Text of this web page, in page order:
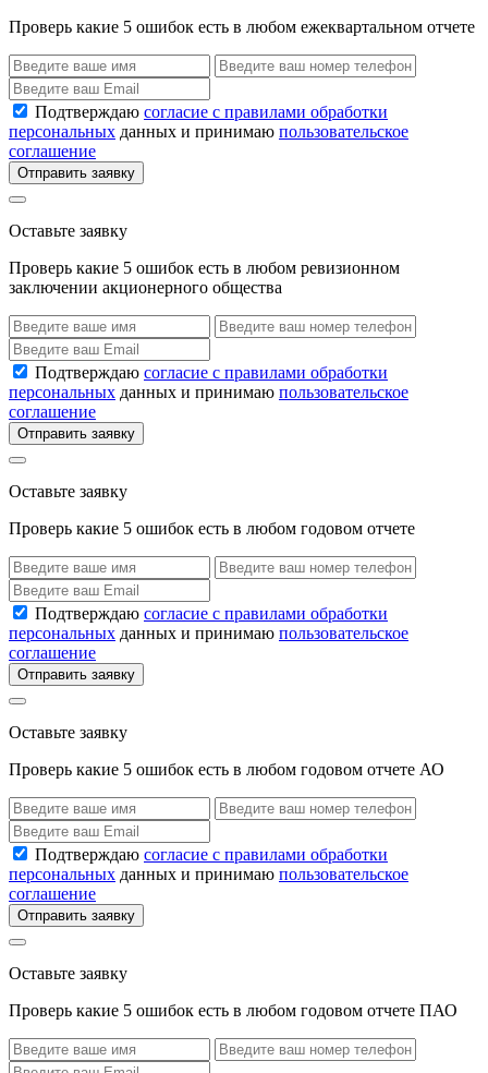
Проверь какие 5 ошибок есть в любом ежеквартальном отчете
Подтверждаю согласие с правилами обработки
персональных данных и принимаю пользовательское
соглашение
Отправить заявку
Оставьте заявку
Проверь какие 5 ошибок есть в любом ревизионном
заключении акционерного общества
Подтверждаю согласие с правилами обработки
персональных данных и принимаю пользовательское
соглашение
Отправить заявку
Оставьте заявку
Проверь какие 5 ошибок есть в любом годовом отчете
Подтверждаю согласие с правилами обработки
персональных данных и принимаю пользовательское
соглашение
Отправить заявку
Оставьте заявку
Проверь какие 5 ошибок есть в любом годовом отчете АО
Подтверждаю согласие с правилами обработки
персональных данных и принимаю пользовательское
соглашение
Отправить заявку
Оставьте заявку
Проверь какие 5 ошибок есть в любом годовом отчете ПАО